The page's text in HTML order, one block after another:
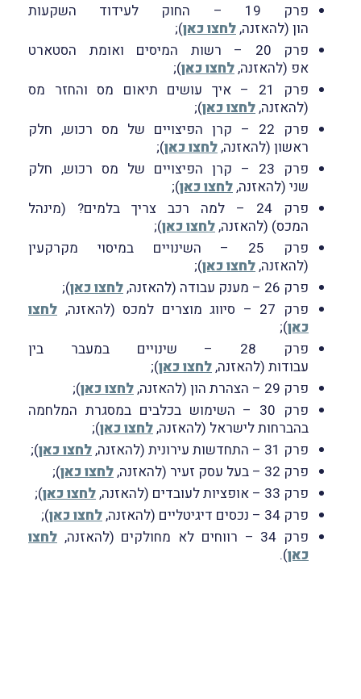
פרק 19 – החוק לעידוד השקעות
הון (להאזנה,לחצו כאן);
פרק 20 – רשות המיסים ואומת הסטארט
אפ (להאזנה,לחצו כאן);
פרק 21 – איך עושים תיאום מס והחזר מס
(להאזנה,לחצו כאן);
פרק 22 – קרן הפיצויים של מס רכוש, חלק
ראשון (להאזנה,לחצו כאן);
פרק 23 – קרן הפיצויים של מס רכוש, חלק
שני (להאזנה,לחצו כאן);
פרק 24 – למה רכב צריך בלמים? (מינהל
המכס) (להאזנה,לחצו כאן);
פרק 25 – השינויים במיסוי מקרקעין
(להאזנה,לחצו כאן);
פרק 26 – מענק עבודה (להאזנה,
לחצו כאן);
פרק 27 – סיווג מוצרים למכס (להאזנה,
לחצו
כאן);
פרק 28 – שינויים במעבר בין
עבודות (להאזנה,לחצו כאן);
פרק 29 – הצהרת הון (להאזנה,
לחצו כאן);
פרק 30 – השימוש בכלבים במסגרת המלחמה
בהברחות לישראל (להאזנה,לחצו כאן);
פרק 31 – התחדשות עירונית (להאזנה,
לחצו כאן);
פרק 32 – בעל עסק זעיר (להאזנה,
לחצו כאן);
פרק 33 – אופציות לעובדים (להאזנה,
לחצו כאן);
פרק 34 – נכסים דיגיטליים (להאזנה,
לחצו כאן);
פרק 34 – רווחים לא מחולקים (להאזנה,
לחצו
כאן).